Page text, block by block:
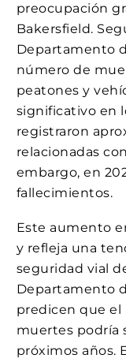
preocupación
Bakersfield.
Departamento
número de
peatones y
significativo en
registraron
relacionadas
embargo, en
fallecimientos.
Este aumento
y refleja una
seguridad vial
Departamento
predicen que el
muertes podría
próximos años.